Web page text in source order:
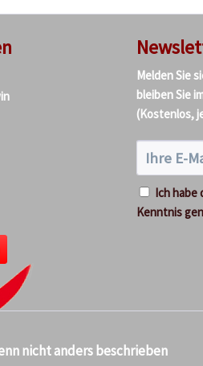
Melden Sie
bleiben Sie
(Kostenlos,
Ich habe
Kenntnis
nicht anders beschrieben